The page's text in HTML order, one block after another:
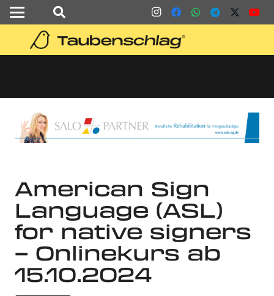
American Sign
Language (ASL)
for native signers
– Onlinekurs ab
15.10.2024